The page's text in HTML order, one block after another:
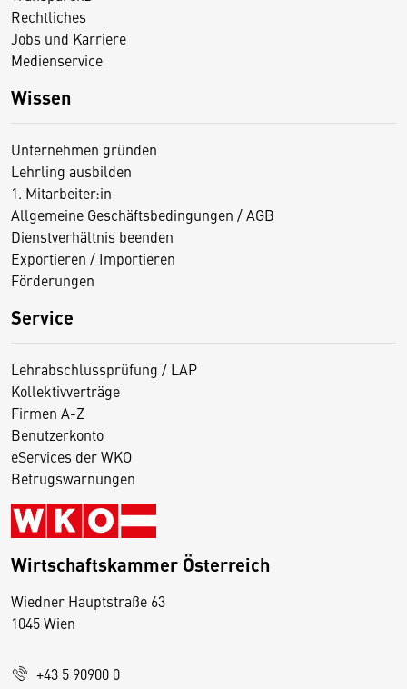
Rechtliches
Jobs und Karriere
Medienservice
Wissen
Unternehmen gründen
Lehrling ausbilden
1. Mitarbeiter:in
Allgemeine Geschäftsbedingungen / AGB
Dienstverhältnis beenden
Exportieren / Importieren
Förderungen
Service
Lehrabschlussprüfung / LAP
Kollektivverträge
Firmen A-Z
Benutzerkonto
eServices der WKO
Betrugswarnungen
Wirtschaftskammer Österreich
Wiedner Hauptstraße 63
1045 Wien
+43 5 90900 0
D
s